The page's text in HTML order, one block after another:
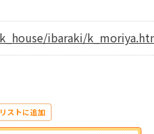
ibaraki/
ストに追加